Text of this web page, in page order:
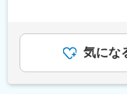
■既存品の市場拡大
■市場攻略 など
【魅力ポイント】
給与補足＞※給
より決定■昇給
を通じて上下す
た表記です。
気にな